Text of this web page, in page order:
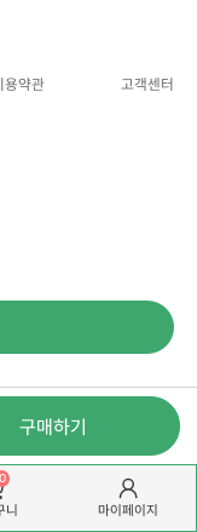
구매하기
용약관 고객센터
0
니 마이페이지